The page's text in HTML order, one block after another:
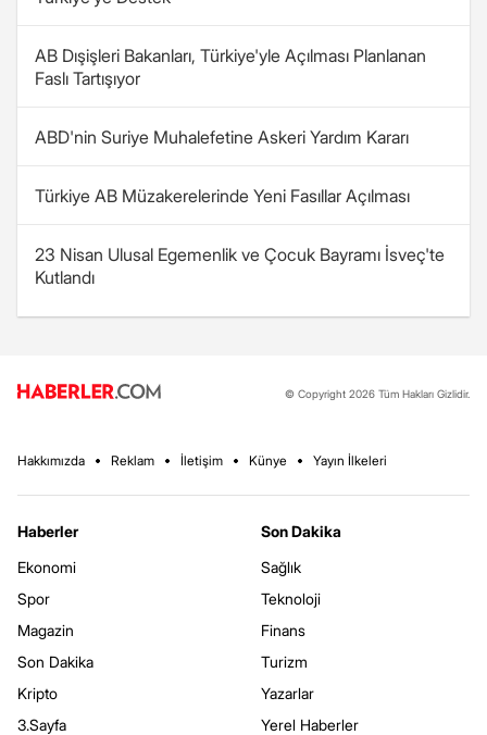
AB Dışişleri Bakanları, Türkiye'yle Açılması Planlanan
Faslı Tartışıyor
ABD'nin Suriye Muhalefetine Askeri Yardım Kararı
Türkiye AB Müzakerelerinde Yeni Fasıllar Açılması
23 Nisan Ulusal Egemenlik ve Çocuk Bayramı İsveç'te
Kutlandı
© Copyright 2026 Tüm Hakları Gizlidir.
Hakkımızda Reklam İletişim Künye Yayın İlkeleri
Haberler
Ekonomi
Spor
Magazin
Son Dakika
Kripto
3.Sayfa
Son Dakika
Sağlık
Teknoloji
Finans
Turizm
Yazarlar
Yerel Haberler